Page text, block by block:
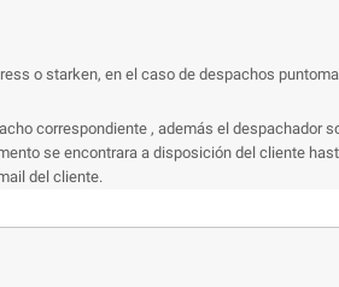
o starken, en el caso de despachos
correspondiente , además el despachador
se encontrara a disposición del cliente
del cliente.